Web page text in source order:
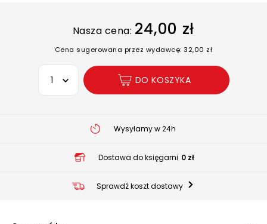
Nasza cena: 24,00 zł
Cena sugerowana przez wydawcę: 32,00 zł
Wybierz opcję
DO KOSZYKA
Wysyłamy w 24h
Dostawa do księgarni 0 zł
Sprawdź koszt dostawy